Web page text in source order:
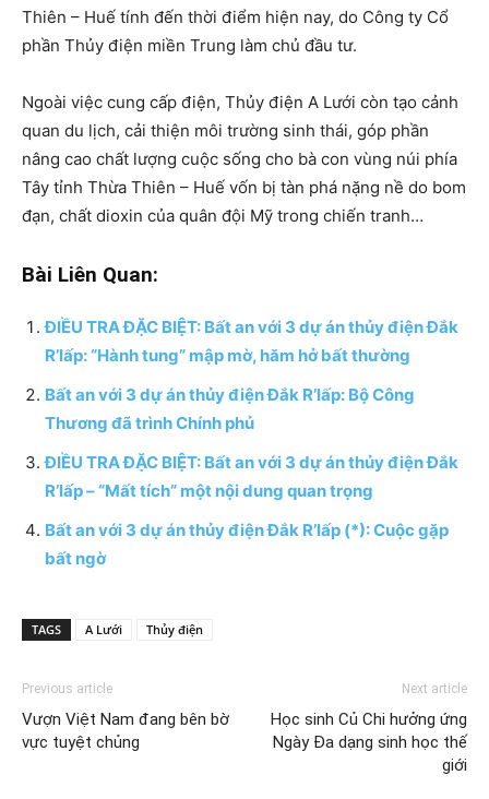
Thiên – Huế tính đến thời điểm hiện nay, do Công ty Cổ
phần Thủy điện miền Trung làm chủ đầu tư.
Ngoài việc cung cấp điện, Thủy điện A Lưới còn tạo cảnh
quan du lịch, cải thiện môi trường sinh thái, góp phần
nâng cao chất lượng cuộc sống cho bà con vùng núi phía
Tây tỉnh Thừa Thiên – Huế vốn bị tàn phá nặng nề do bom
đạn, chất dioxin của quân đội Mỹ trong chiến tranh…
Bài Liên Quan:
ĐIỀU TRA ĐẶC BIỆT: Bất an với 3 dự án thủy điện Đắk
R’lấp: “Hành tung” mập mờ, hăm hở bất thường
Bất an với 3 dự án thủy điện Đắk R’lấp: Bộ Công
Thương đã trình Chính phủ
ĐIỀU TRA ĐẶC BIỆT: Bất an với 3 dự án thủy điện Đắk
R’lấp – “Mất tích” một nội dung quan trọng
Bất an với 3 dự án thủy điện Đắk R’lấp (*): Cuộc gặp
bất ngờ
TAGS A Lưới Thủy điện
Previous article
Vượn Việt Nam đang bên bờ
vực tuyệt chủng
Next article
Học sinh Củ Chi hưởng ứng
Ngày Đa dạng sinh học thế
giới